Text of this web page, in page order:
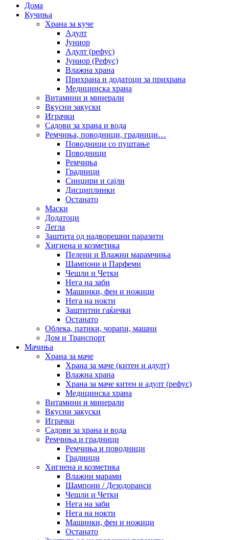
Дома
Кучиња
Храна за куче
Адулт
Јуниор
Адулт (рефус)
Јуниор (Рефус)
Влажна храна
Прихрана и додатоци за прихрана
Медицинска храна
Витамини и минерали
Вкусни закуски
Играчки
Садови за храна и вода
Ремчиња, поводници, градници…
Поводници со пуштање
Поводници
Ремчиња
Градници
Синџири и сајли
Дисциплинки
Останато
Маски
Додатоци
Легла
Заштита од надворешни паразити
Хигиена и козметика
Пелени и Влажни марамчиња
Шампони и Парфеми
Чешли и Четки
Нега на заби
Машинки, фен и ножици
Нега на нокти
Заштитни гаќички
Останато
Облека, патики, чорапи, машни
Дом и Транспорт
Мачиња
Храна за маче
Храна за маче (китен и адулт)
Влажна храна
Храна за маче китен и адулт (рефус)
Медицинска храна
Витамини и минерали
Вкусни закуски
Играчки
Садови за храна и вода
Ремчиња и градници
Ремчиња и поводници
Градници
Хигиена и козметика
Влажни марами
Шампони / Дезодоранси
Чешли и Четки
Нега на заби
Нега на нокти
Машинки, фен и ножици
Останато